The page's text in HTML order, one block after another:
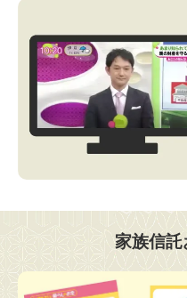
家族信